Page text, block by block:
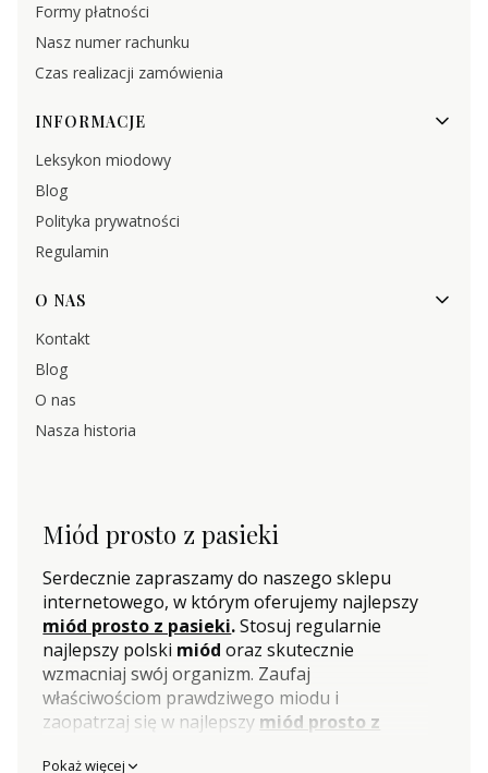
Formy płatności
Nasz numer rachunku
Czas realizacji zamówienia
INFORMACJE
Leksykon miodowy
Blog
Polityka prywatności
Regulamin
O NAS
Kontakt
Blog
O nas
Nasza historia
Miód prosto z pasieki
Serdecznie zapraszamy do naszego sklepu
internetowego, w którym oferujemy najlepszy
miód prosto z pasieki.Stosuj regularnie
najlepszy polski miódoraz skutecznie
wzmacniaj swój organizm. Zaufaj
właściwościom prawdziwego miodu i
zaopatrzaj się w najlepszy miód prosto z
Pokaż więcej